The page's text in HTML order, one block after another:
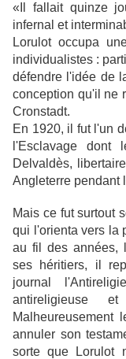
«Il fallait quinze
infernal et
Lorulot occupa
individualistes :
défendre l'idée de
conception qu'il ne
Cronstadt.
En 1920, il fut l'un
l'Esclavage dont
Delvaldès,
Angleterre pendant
Mais ce fut surtout
qui l'orienta vers la
au fil des années,
ses héritiers, il
journal
antireligieuse
Malheureusement
annuler son
sorte que Lorulot